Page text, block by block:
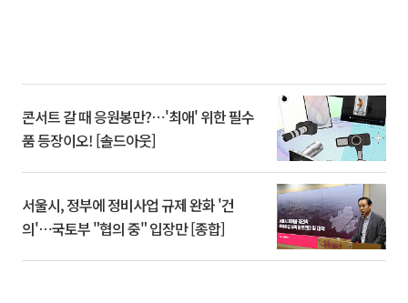
콘서트 갈 때 응원봉만?⋯'최애' 위한 필수
품 등장이오! [솔드아웃]
서울시, 정부에 정비사업 규제 완화 '건
의'⋯국토부 "협의 중" 입장만 [종합]